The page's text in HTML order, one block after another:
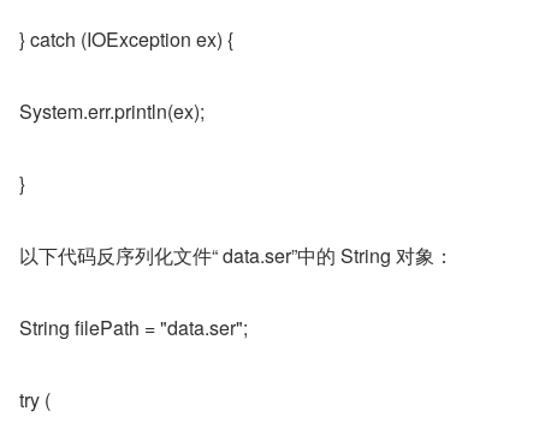
} catch (IOException ex) {
System.err.println(ex);
}
以下代码反序列化文件“ data.ser”中的 String 对象：
String filePath = "data.ser";
try (